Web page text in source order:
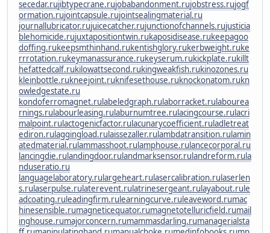
secedar.rujibtypecrane.rujobabandonment.rujobstress.rujogf
ormation.rujointcapsule.rujointsealingmaterial.ru
journallubricator.rujuicecatcher.rujunctionofchannels.rujusticia
blehomicide.rujuxtapositiontwin.rukaposidisease.rukeepagoo
doffing.rukeepsmthinhand.rukentishglory.rukerbweight.ruke
rrrotation.rukeymanassurance.rukeyserum.rukickplate.rukillt
hefattedcalf.rukilowattsecond.rukingweakfish.rukinozones.ru
kleinbottle.rukneejoint.ruknifesethouse.ruknockonatom.rukn
owledgestate.ru
kondoferromagnet.rulabeledgraph.rulaborracket.rulabourea
rnings.rulabourleasing.rulaburnumtree.rulacingcourse.rulacri
malpoint.rulactogenicfactor.rulacunarycoefficient.ruladletreat
ediron.rulaggingload.rulaissezaller.rulambdatransition.rulamin
atedmaterial.rulammasshoot.rulamphouse.rulancecorporal.ru
lancingdie.rulandingdoor.rulandmarksensor.rulandreform.rula
nduseratio.ru
languagelaboratory.rulargeheart.rulasercalibration.rulaserlen
s.rulaserpulse.rulaterevent.rulatrinesergeant.rulayabout.rule
adcoating.ruleadingfirm.rulearningcurve.ruleaveword.rumac
hinesensible.rumagneticequator.rumagnetotelluricfield.rumail
inghouse.rumajorconcern.rumammasdarling.rumanagerialsta